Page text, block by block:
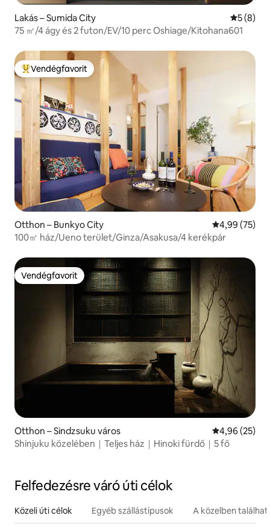
Lakás – Sumida City Átlagos
5 (8)
75 ㎡/4 ágy és 2 futon/EV/10 perc Oshiage/Kitohana601
Kiemelt vendégfavorit
Vendégfavorit
Otthon – Bunkyo City Átlagos
4,99 (75)
100㎡ ház/Ueno terület/Ginza/Asakusa/4 kerékpár
Vendégfavorit
Vendégfavorit
Otthon – Sindzsuku város Átlagos
4,96 (25)
Shinjuku közelében｜Teljes ház｜Hinoki fürdő｜5 fő
Felfedezésre váró úti célok
Közeli úti célok Egyéb szállástípusok A közelben